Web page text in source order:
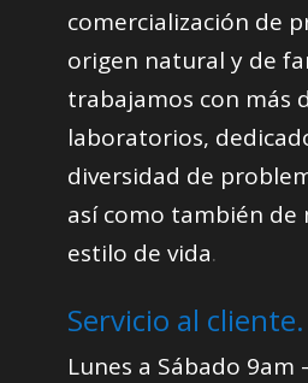
comercialización de
origen natural y de
trabajamos con más
laboratorios,
diversidad de
así como también
estilo de vida.
Servicio al cliente.
Lunes a Sábado 9am